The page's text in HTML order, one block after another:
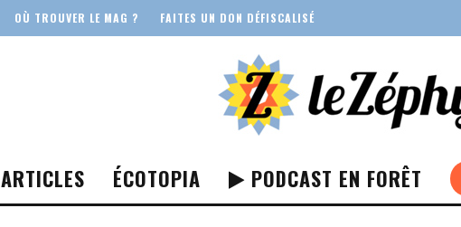
OÙ TROUVER LE MAG ? FAITES UN DON DÉFISCALISÉ
ARTICLES ÉCOTOPIA PODCAST EN FORÊT